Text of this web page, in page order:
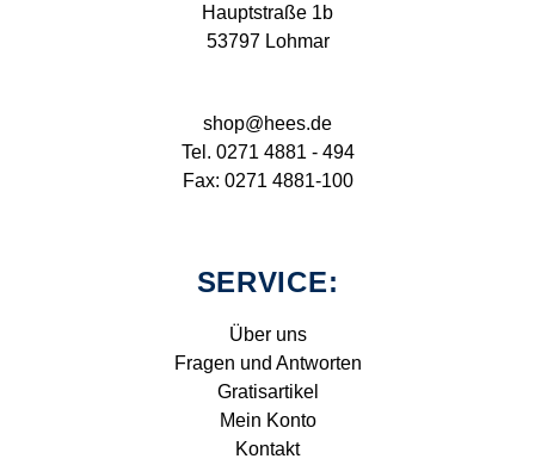
Hauptstraße 1b
53797 Lohmar
shop@hees.de
Tel. 0271 4881 - 494
Fax: 0271 4881-100
SERVICE:
Über uns
Fragen und Antworten
Gratisartikel
Mein Konto
Kontakt